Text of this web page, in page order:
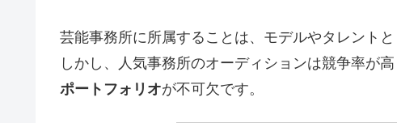
芸能事務所に所属することは、モデルやタレント
しかし、人気事務所のオーディションは競争率が
ポートフォリオが不可欠です。